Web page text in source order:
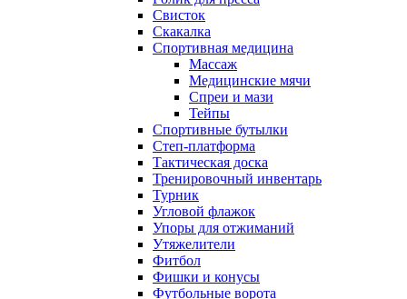
Свисток
Скакалка
Спортивная медицина
Массаж
Медицинские мячи
Спреи и мази
Тейпы
Спортивные бутылки
Степ-платформа
Тактическая доска
Тренировочный инвентарь
Турник
Угловой флажок
Упоры для отжиманий
Утяжелители
Фитбол
Фишки и конусы
Футбольные ворота